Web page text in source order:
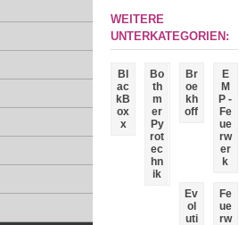
WEITERE
UNTERKATEGORIEN:
Bl
ac
kB
ox
x
Bo
th
m
er
Py
rot
ec
hn
ik
Br
oe
kh
off
E
M
P -
Fe
ue
rw
er
k
Ev
ol
uti
Fe
ue
rw